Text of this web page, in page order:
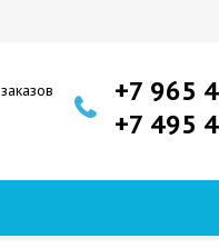
+7 965
+7 495